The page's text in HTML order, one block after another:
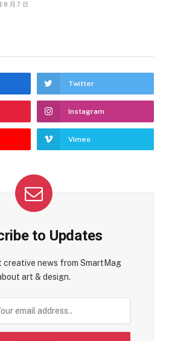
8 月 7 日
Twitter
Instagram
Vimeo
to Updates
news from SmartMag
art & design.